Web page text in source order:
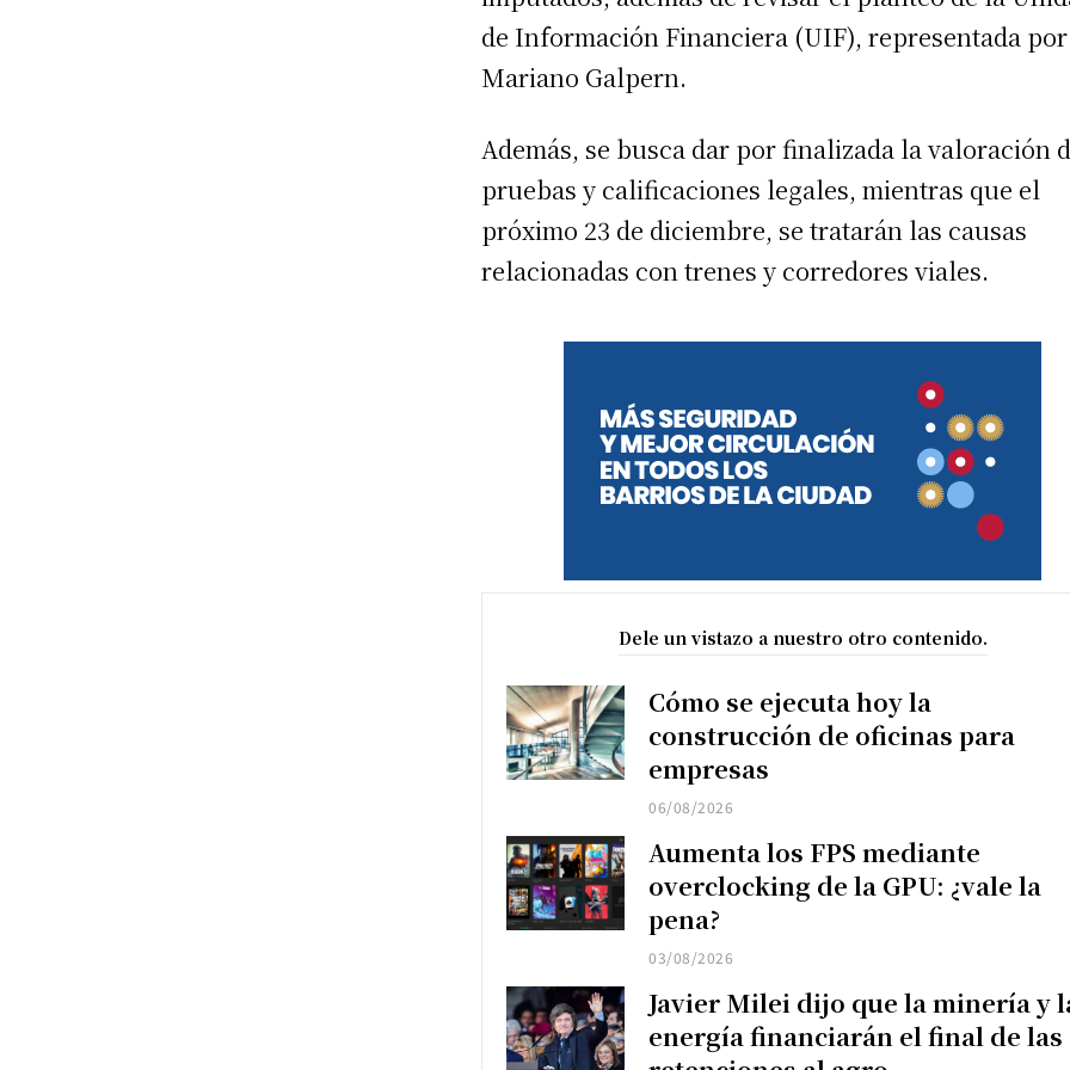
de Información Financiera (UIF), representada por
Mariano Galpern.
Además, se busca dar por finalizada la valoración
pruebas y calificaciones legales, mientras que el
próximo 23 de diciembre, se tratarán las causas
relacionadas con trenes y corredores viales.
Dele un vistazo a nuestro otro contenido.
Cómo se ejecuta hoy la
construcción de oficinas para
empresas
06/08/2026
Aumenta los FPS mediante
overclocking de la GPU: ¿vale la
pena?
03/08/2026
Javier Milei dijo que la minería y
energía financiarán el final de las